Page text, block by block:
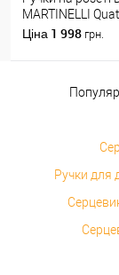
MARTINELLI
ZCS матовий
Ціна 1 998 грн.
Ручки для